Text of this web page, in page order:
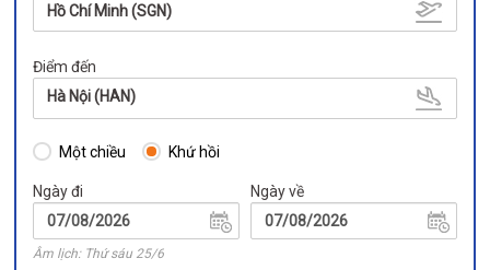
Hồ Chí Minh (SGN)
Điểm đến
Hà Nội (HAN)
Một chiều Khứ hồi
Ngày đi
Âm lịch: Thứ sáu 25/6
Ngày về